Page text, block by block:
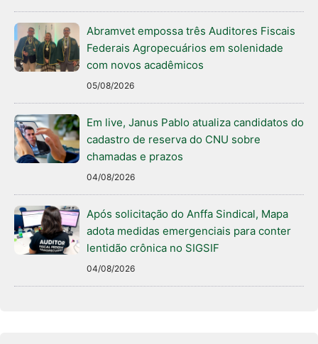
Abramvet empossa três Auditores Fiscais
Federais Agropecuários em solenidade
com novos acadêmicos
05/08/2026
Em live, Janus Pablo atualiza candidatos do
cadastro de reserva do CNU sobre
chamadas e prazos
04/08/2026
Após solicitação do Anffa Sindical, Mapa
adota medidas emergenciais para conter
lentidão crônica no SIGSIF
04/08/2026